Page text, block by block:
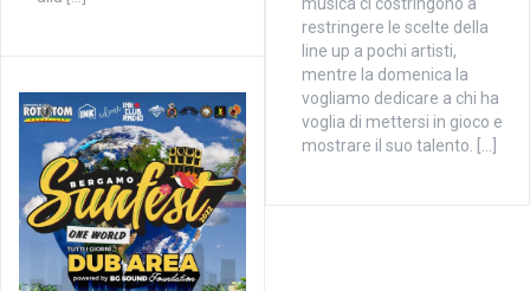
restringere le scelte della
line up a pochi artisti,
mentre la domenica la
vogliamo dedicare a chi ha
voglia di mettersi in gioco e
mostrare il suo talento. […]